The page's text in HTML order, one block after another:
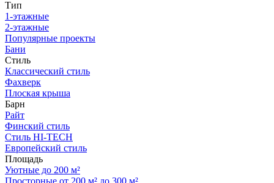
Тип
1-этажные
2-этажные
Популярные проекты
Бани
Стиль
Классический стиль
Фахверк
Плоская крыша
Барн
Райт
Финский стиль
Стиль HI-TECH
Европейский стиль
Площадь
Уютные до 200 м²